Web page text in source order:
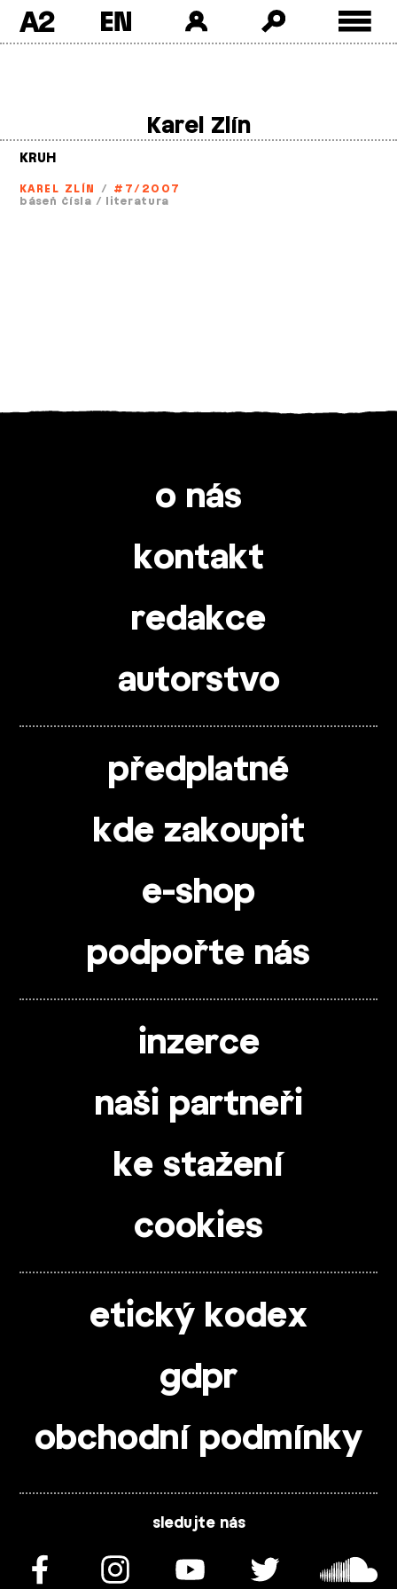
A2
Karel Zlín
KRUH
KAREL ZLÍN / #7/2007
báseň čísla / literatura
o nás
kontakt
redakce
autorstvo
předplatné
kde zakoupit
e-shop
podpořte nás
inzerce
naši partneři
ke stažení
cookies
etický kodex
gdpr
obchodní podmínky
sledujte nás